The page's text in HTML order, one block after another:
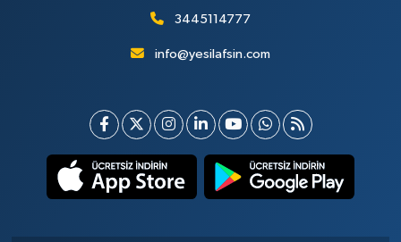
3445114777
info@yesilafsin.com